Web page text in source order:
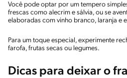
Você pode optar por um tempero
frescas como alecrim e sálvia, ou se
elaboradas com vinho branco, laranja e
Para um toque especial, experimente
farofa, frutas secas ou legumes.
Dicas para deixar o